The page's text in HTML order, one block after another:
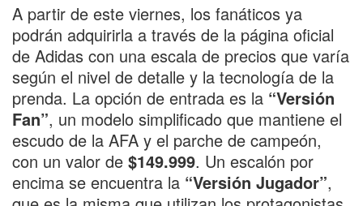
A partir de este viernes, los fanáticos ya
podrán adquirirla a través de la página oficial
de Adidas con una escala de precios que varía
según el nivel de detalle y la tecnología de la
prenda. La opción de entrada es la “Versión
Fan”, un modelo simplificado que mantiene el
escudo de la AFA y el parche de campeón,
con un valor de $149.999. Un escalón por
encima se encuentra la “Versión Jugador”,